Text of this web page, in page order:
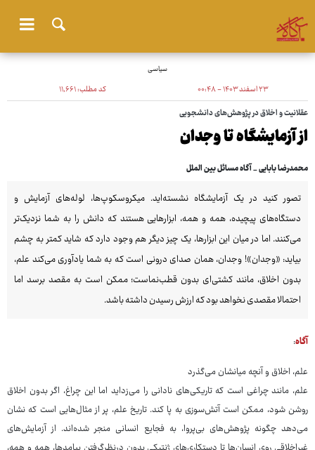
سیاسی
۲۳ اسفند ۱۴۰۳ - ۰۰:۴۸ کد مطلب:۱۱٬۶۶۱
عقلانیت و اخلاق در پژوهش‌های دانشجویی
از آزمایشگاه تا وجدان
محمدرضا بابایی _ آگاه مسائل بین الملل
تصور کنید در یک آزمایشگاه نشسته‌اید. میکروسکوپ‌ها، لوله‌های آزمایش و
دستگاه‌های پیچیده، همه و همه، ابزارهایی هستند که دانش را به شما نزدیک‌تر
می‌کنند. اما در میان این ابزارها، یک چیز دیگر هم وجود دارد که شاید کمتر به چشم
بیاید: «وجدان»! وجدان، همان صدای درونی است که به شما یادآوری می‌کند علم،
بدون اخلاق، مانند کشتی‌ای بدون قطب‌نماست؛ ممکن است به مقصد برسد اما
احتمالا مقصدی نخواهد بود که ارزش رسیدن داشته باشد.
آگاه:
علم، اخلاق و آنچه میانشان می‌گذرد
علم، مانند چراغی است که تاریکی‌های نادانی را می‌زداید اما این چراغ، اگر بدون اخلاق
روشن شود، ممکن است آتش‌سوزی به پا کند. تاریخ علم، پر از مثال‌هایی است که نشان
می‌دهد چگونه پژوهش‌های بی‌پروا، به فجایع انسانی منجر شده‌اند. از آزمایش‌های